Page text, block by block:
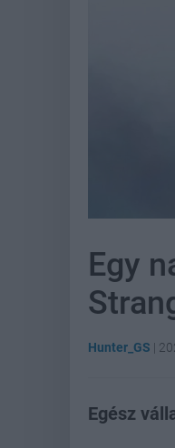
Egy
Hunter_GS |
Egész